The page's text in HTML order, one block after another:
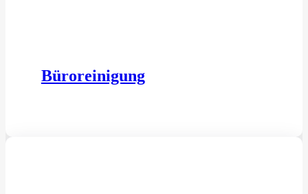
Büroreinigung